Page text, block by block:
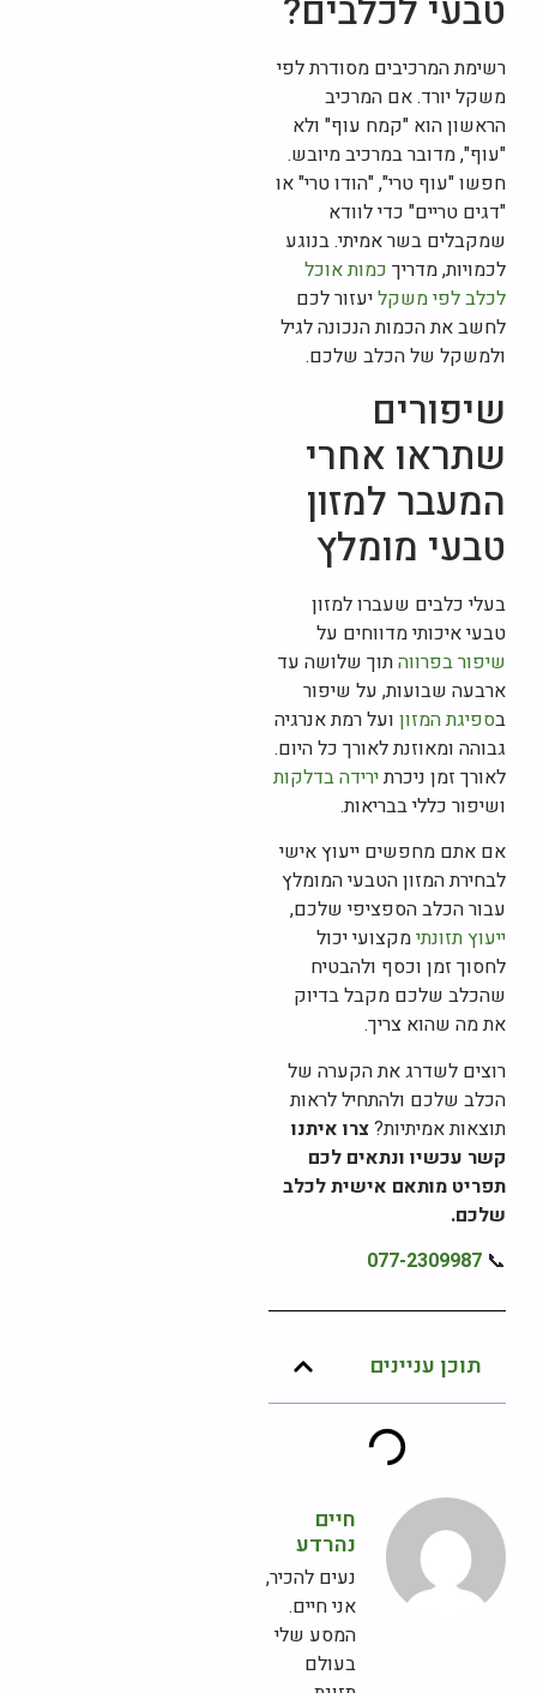
טבעי לכלבים?
רשימת המרכיבים מסודרת לפי
משקל יורד. אם המרכיב
הראשון הוא "קמח עוף" ולא
"עוף", מדובר במרכיב מיובש.
חפשו "עוף טרי", "הודו טרי" או
"דגים טריים" כדי לוודא
שמקבלים בשר אמיתי. בנוגע
לכמויות, מדריך כמות אוכל
לכלב לפי משקליעזור לכם
לחשב את הכמות הנכונה לגיל
ולמשקל של הכלב שלכם.
שיפורים
שתראו אחרי
המעבר למזון
טבעי מומלץ
בעלי כלבים שעברו למזון
טבעי איכותי מדווחים על
שיפור בפרווהתוך שלושה עד
ארבעה שבועות, על שיפור
בספיגת המזון ועל רמת אנרגיה
גבוהה ומאוזנת לאורך כל היום.
לאורך זמן ניכרתירידה בדלקות
ושיפור כללי בבריאות.
אם אתם מחפשים ייעוץ אישי
לבחירת המזון הטבעי המומלץ
עבור הכלב הספציפי שלכם,
ייעוץ תזונתימקצועי יכול
לחסוך זמן וכסף ולהבטיח
שהכלב שלכם מקבל בדיוק
את מה שהוא צריך.
רוצים לשדרג את הקערה של
הכלב שלכם ולהתחיל לראות
תוצאות אמיתיות?צרו איתנו
קשר עכשיו ונתאים לכם
תפריט מותאם אישית לכלב
שלכם.
📞
077-2309987
תוכן עניינים
חיים
נהרדע
נעים להכיר,
אני חיים.
המסע שלי
בעולם